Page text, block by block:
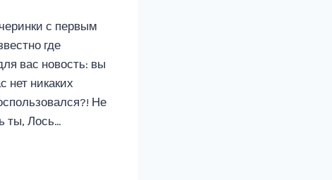
с первым
где
вас новость: вы
нет никаких
Не
ты, Лось…